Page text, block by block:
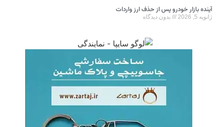
آینده بازار خودرو پس از حذف ارز واردات
ژانویه 5, 2026 بدون دیدگاه